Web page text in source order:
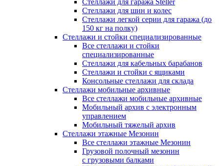
Стеллажи для гаража Steller
Стеллажи для шин и колес
Стеллажи легкой серии для гаража (до
150 кг на полку)
Стеллажи и стойки специализированные
Все стеллажи и стойки
специализированные
Стеллажи для кабельных барабанов
Стеллажи и стойки с ящиками
Консольные стеллажи для склада
Стеллажи мобильные архивные
Все стеллажи мобильные архивные
Мобильный архив с электронным
управлением
Мобильный тяжелый архив
Стеллажи этажные Мезонин
Все стеллажи этажные Мезонин
Грузовой полочный мезонин
с грузовыми балками